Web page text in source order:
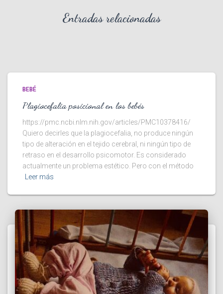
Entradas relacionadas
BEBÉ
Plagiocefalia posicional en los bebés
https://pmc.ncbi.nlm.nih.gov/articles/PMC10378416/
Quiero decirles que la plagiocefalia, no produce ningún
tipo de alteración en el tejido cerebral, ni ningún tipo de
retraso en el desarrollo psicomotor. Es considerado
actualmente un problema estético. Pero con el método
Leer más